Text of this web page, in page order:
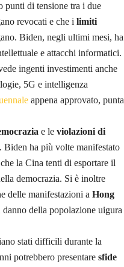
punti di tensione tra i due
revocati e che i limiti
Biden, negli ultimi mesi, ha
e attacchi informatici.
ingenti investimenti anche
5G e intelligenza
appena approvato, punta
e le violazioni di
Biden ha più volte manifestato
la Cina tenti di esportare il
democrazia. Si è inoltre
delle manifestazioni a Hong
della popolazione uigura
stati difficili durante la
potrebbero presentare sfide